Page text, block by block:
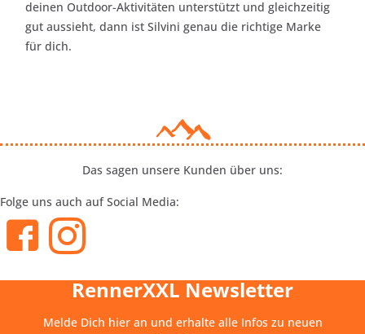
deinen Outdoor-Aktivitäten unterstützt und gleichzeitig
gut aussieht, dann ist Silvini genau die richtige Marke
für dich.
Das sagen unsere Kunden über uns:
Folge uns auch auf Social Media:
RennerXXL Newsletter
Melde Dich hier an und erhalte alle Infos zu neuen